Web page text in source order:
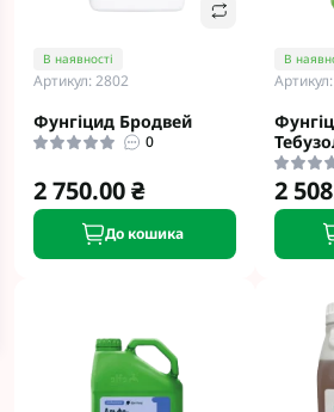
В наявності
Артикул: 2802
Фунгіцид Бродвей
0
2 750.00 ₴
До кошика
В
2